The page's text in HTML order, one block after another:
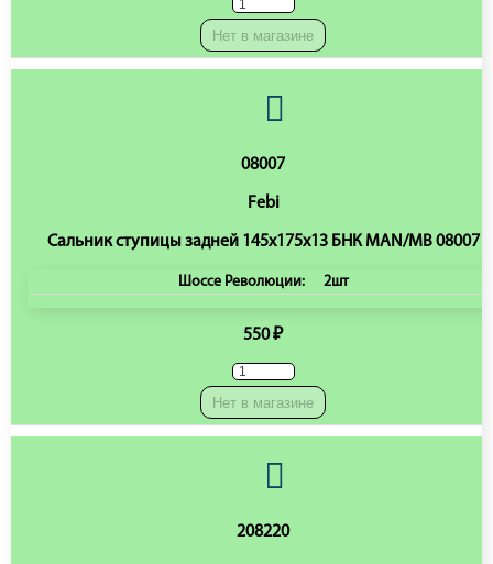
Нет в магазине
08007
Febi
Сальник ступицы задней 145х175х13 БНК MAN/MB 08007
Шоссе Революции: 2шт
550 ₽
Нет в магазине
208220